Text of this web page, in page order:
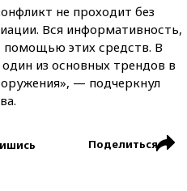
не проходит без
Вся информативность,
помощью этих средств. В
из основных трендов в
— подчеркнул
Поделиться